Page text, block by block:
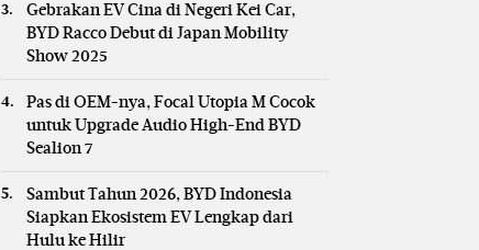
Gebrakan EV Cina di Negeri Kei Car,
BYD Racco Debut di Japan Mobility
Show 2025
Pas di OEM-nya, Focal Utopia M Cocok
untuk Upgrade Audio High-End BYD
Sealion 7
Sambut Tahun 2026, BYD Indonesia
Siapkan Ekosistem EV Lengkap dari
Hulu ke Hilir